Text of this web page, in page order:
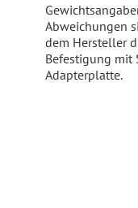
Abweichungen
dem Hersteller
Befestigung mit
Adapterplatte.